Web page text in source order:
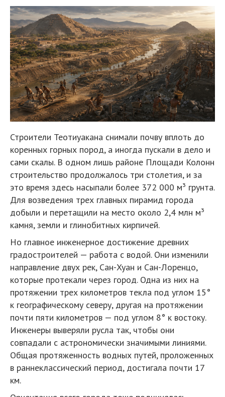
Строители Теотиуакана снимали почву вплоть до
коренных горных пород, а иногда пускали в дело и
сами скалы. В одном лишь районе Площади Колонн
строительство продолжалось три столетия, и за
это время здесь насыпали более 372 000 м³ грунта.
Для возведения трех главных пирамид города
добыли и перетащили на место около 2,4 млн м³
камня, земли и глинобитных кирпичей.
Но главное инженерное достижение древних
градостроителей — работа с водой. Они изменили
направление двух рек, Сан-Хуан и Сан-Лоренцо,
которые протекали через город. Одна из них на
протяжении трех километров текла под углом 15°
к географическому северу, другая на протяжении
почти пяти километров — под углом 8° к востоку.
Инженеры выверяли русла так, чтобы они
совпадали с астрономически значимыми линиями.
Общая протяженность водных путей, проложенных
в раннеклассический период, достигала почти 17
км.